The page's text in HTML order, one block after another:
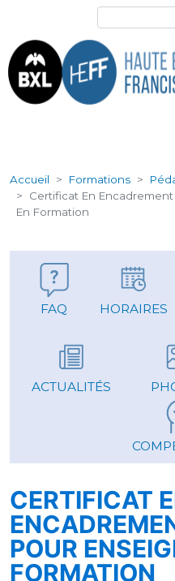
Rechercher
Accueil Formations
Certificat En
En Formation
FAQ HORAIRES
ACTUALITÉS
CERTIFICAT
POUR
FORMATION